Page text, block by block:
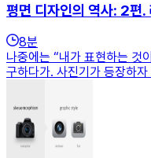
평면 디자인의 역사: 2편.
8분
나중에는 “내가 표현하는 것
구하다가. 사진기가 등장하자